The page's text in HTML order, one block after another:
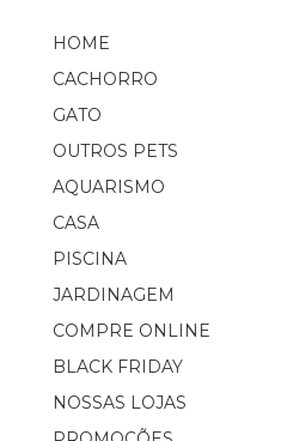
HOME
CACHORRO
GATO
OUTROS PETS
AQUARISMO
CASA
PISCINA
JARDINAGEM
COMPRE ONLINE
BLACK FRIDAY
NOSSAS LOJAS